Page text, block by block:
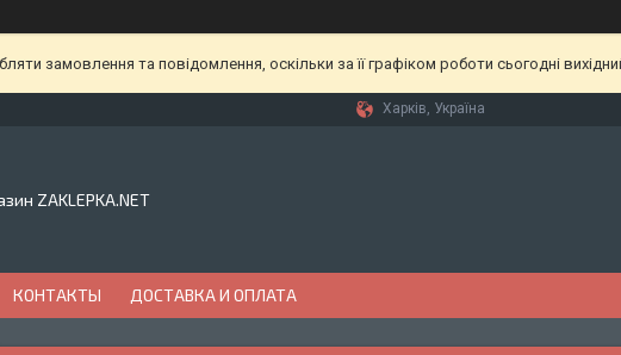
замовлення та повідомлення, оскільки за її графіком роботи сьогодні
Харків, Україна
ZAKLEPKA.NET
КОНТАКТЫ ДОСТАВКА И ОПЛАТА